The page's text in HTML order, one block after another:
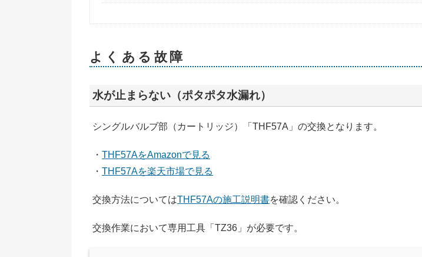
よくある故障
水が止まらない（ポタポタ水漏れ）
シングルバルブ部（カートリッジ）「THF57A」の交換となります。
・ THF57AをAmazonで見る
・ THF57Aを楽天市場で見る
交換方法についてはTHF57Aの施工説明書を確認ください。
交換作業において専用工具「TZ36」が必要です。